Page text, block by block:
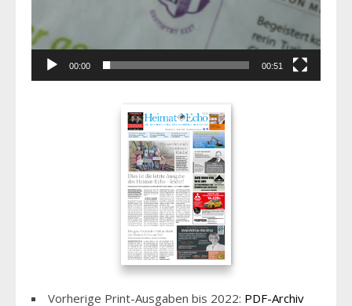
00:00 00:51
Vorherige Print-Ausgaben bis 2022: PDF-Archiv